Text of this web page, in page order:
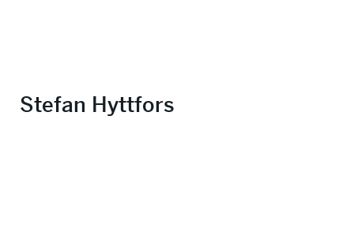
Stefan Hyttfors